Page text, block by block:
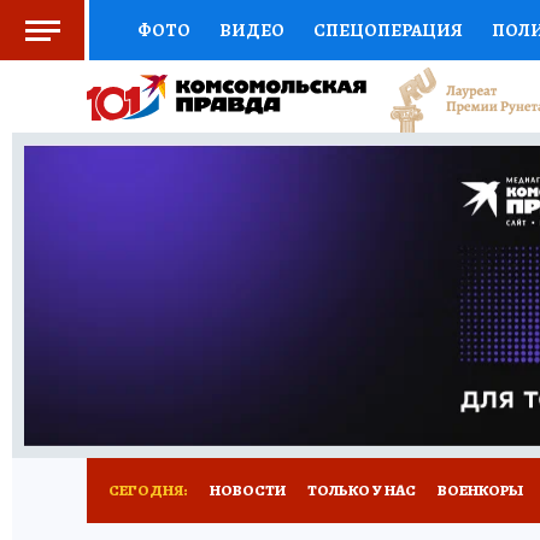
ФОТО ВИДЕО СПЕЦОПЕРАЦИЯ
СОЦПОДДЕРЖКА НАУКА СПЕЦПРОЕКТЫ
НАЦИОНАЛЬНЫЕ ПРОЕКТЫ РОССИИ
ПУТЕВОДИТЕЛЬ
НОВОЕ НА САЙТЕ
СЕГОДНЯ: НОВОСТИ ТОЛЬКО У НАС ВОЕНКОРЫ